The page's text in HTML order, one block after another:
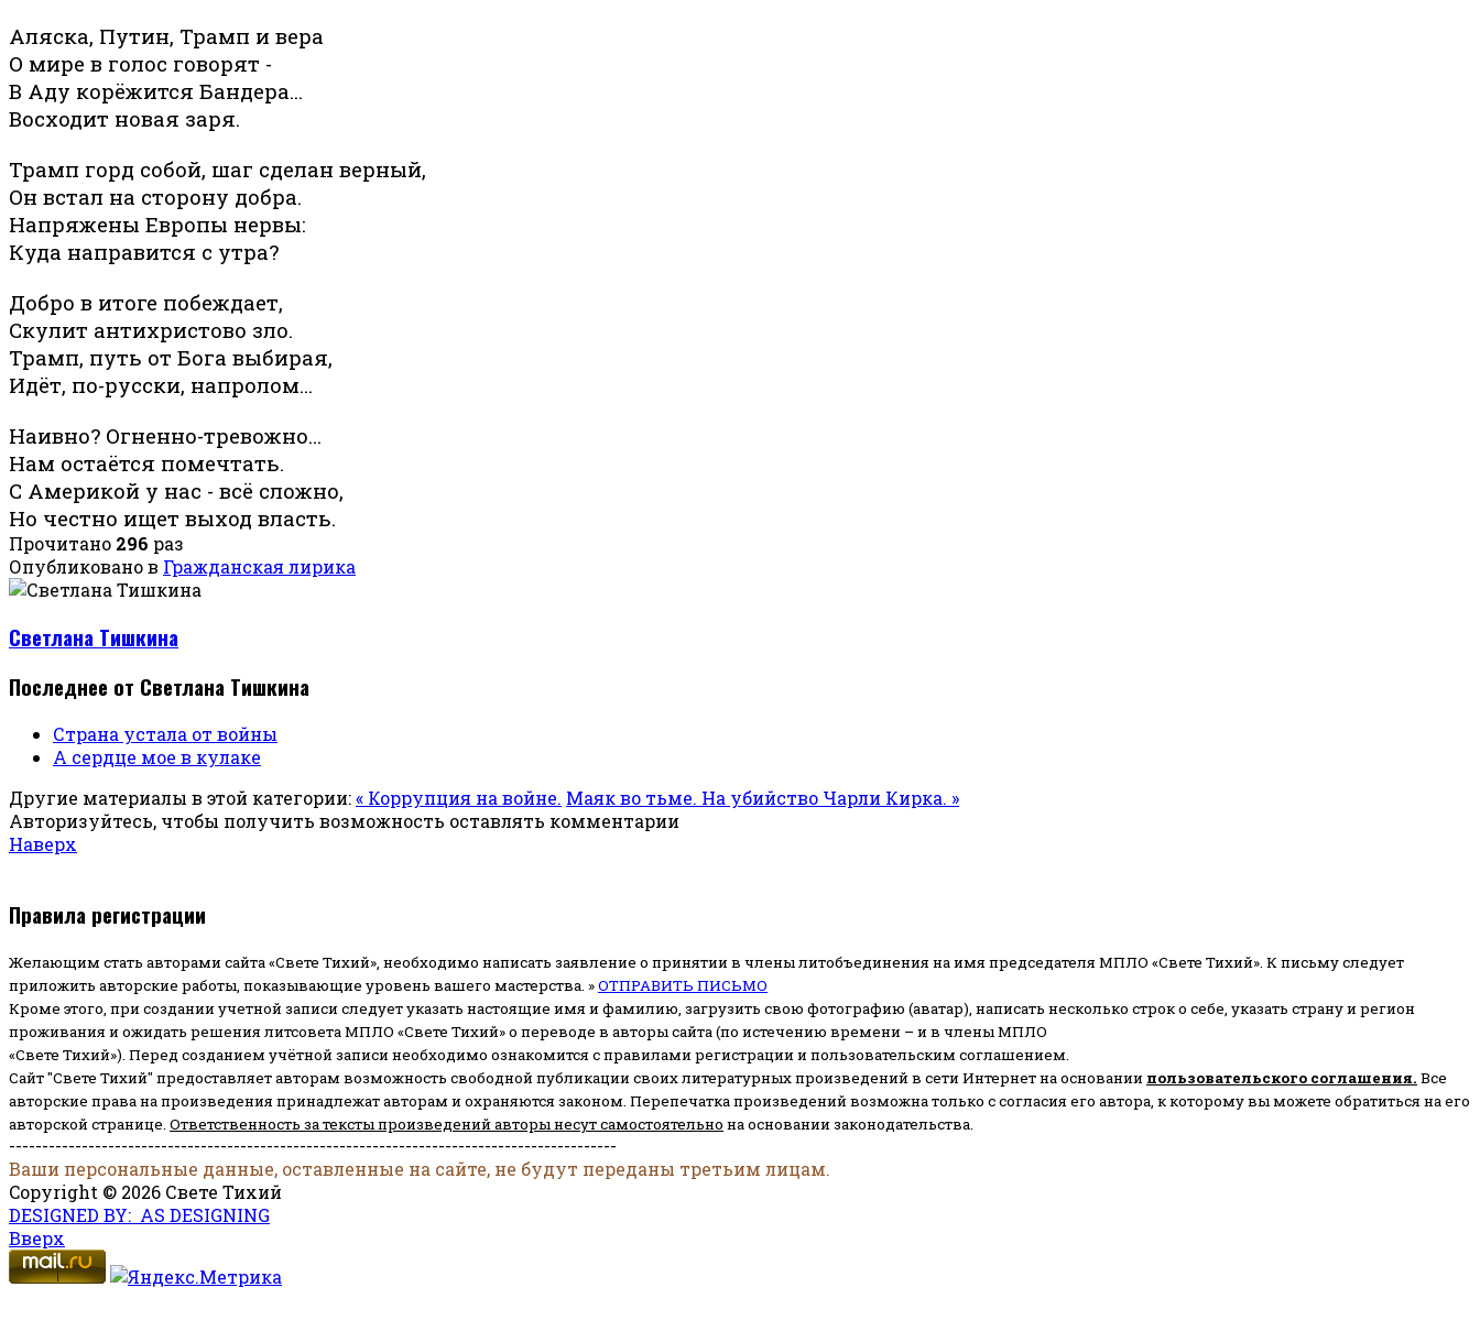
Аляска, Путин, Трамп и вера
О мире в голос говорят -
В Аду корёжится Бандера...
Восходит новая заря.
Трамп горд собой, шаг сделан верный,
Он встал на сторону добра.
Напряжены Европы нервы:
Куда направится с утра?
Добро в итоге побеждает,
Скулит антихристово зло.
Трамп, путь от Бога выбирая,
Идёт, по-русски, напролом...
Наивно? Огненно-тревожно...
Нам остаётся помечтать.
С Америкой у нас - всё сложно,
Но честно ищет выход власть.
Прочитано 296 раз
Опубликовано в Гражданская лирика
Светлана Тишкина
Последнее от Светлана Тишкина
Страна устала от войны
А сердце мое в кулаке
Другие материалы в этой категории:« Коррупция на войне. Маяк во тьме. На убийство Чарли Кирка. »
Авторизуйтесь, чтобы получить возможность оставлять комментарии
Наверх
Правила регистрации
Желающим стать авторами сайта «Свете Тихий», необходимо написать заявление о принятии в члены литобъединения на имя председателя МПЛО «Свете Тихий». К письму следует
приложить авторские работы, показывающие уровень вашего мастерства. »ОТПРАВИТЬ ПИСЬМО
Кроме этого, при создании учетной записи следует указать настоящие имя и фамилию, загрузить свою фотографию (аватар), написать несколько строк о себе, указать страну и регион
проживания и ожидать решения литсовета МПЛО «Свете Тихий» о переводе в авторы сайта (по истечению времени – и в члены МПЛО
«Свете Тихий»). Перед созданием учётной записи необходимо ознакомится с правилами регистрации и пользовательским соглашением.
Сайт "Свете Тихий" предоставляет авторам возможность свободной публикации своих литературных произведений в сети Интернет на основании пользовательского соглашения. Все
авторские права на произведения принадлежат авторам и охраняются законом. Перепечатка произведений возможна только с согласия его автора, к которому вы можете обратиться на его
авторской странице. Ответственность за тексты произведений авторы несут самостоятельно на основании законодательства.
--------------------------------------------------------------------------------------------
Ваши персональные данные, оставленные на сайте, не будут переданы третьим лицам.
Copyright © 2026 Свете Тихий
DESIGNED BY: AS DESIGNING
Вверх